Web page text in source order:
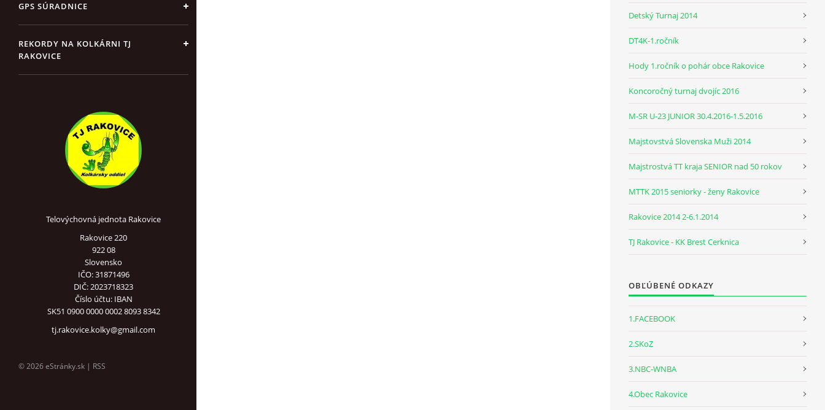
GPS SÚRADNICE
REKORDY NA KOLKÁRNI TJ
RAKOVICE
Telovýchovná jednota Rakovice
Rakovice 220
922 08
Slovensko
IČO: 31871496
DIČ: 2023718323
Číslo účtu: IBAN
SK51 0900 0000 0002 8093 8342
tj.rakovice.kolky@gmail.com
© 2026 eStránky.sk | RSS
Detský Turnaj 2014
DT4K-1.ročník
Hody 1.ročník o pohár obce Rakovice
Koncoročný turnaj dvojíc 2016
M-SR U-23 JUNIOR 30.4.2016-1.5.2016
Majstovstvá Slovenska Muži 2014
Majstrostvá TT kraja SENIOR nad 50 rokov
MTTK 2015 seniorky - ženy Rakovice
Rakovice 2014 2-6.1.2014
TJ Rakovice - KK Brest Cerknica
OBĽÚBENÉ ODKAZY
1.FACEBOOK
2.SKoZ
3.NBC-WNBA
4.Obec Rakovice